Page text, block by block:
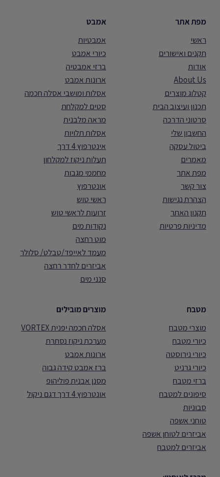
מפת אתר
ראשי
תקנים ואישורים
אודות
About Us
קטלוג מוצרים
תכנון ועיצוב הבית
סרטוני הדרכה
החשבון שלי
ביטול עסקה
מאמרים
מפת אתר
צור קשר
הצהרת נגישות
תקנון האתר
מדיניות פרטיות
אמבט
אמבטיות
כיורי אמבט
ברזי אמבטיה
ארונות אמבט
אסלות ומושבי אסלה חכמה
סטים למקלחת
מראה מלבנית
אסלות תלויות
אינטרפוץ 4 דרך
תעלות ניקוז למקלחון
מחממי מגבות
אונטרפוץ
ראשי טוש
זרועות לראשי טוש
נקודות מים
מוט רחצה
מעמד לאייפד/טבלט/ סלולר
אביזרים לחדר רחצה
סנני מים
מטבח
מוצרי מטבח
כיורי מטבח
כיורי נירוסטה
כיורי גרניט
ברזי מטבח
סיפונים למטבח
סבוניות
טוחני אשפה
אביזרים לטוחן אשפה
אביזרים למטבח
מוצרים מובילים
אסלה חכמה יפנית VORTEX
מערכת ניקוז נסתרת
ארונות אמבט
ברז אמבט קידה גבוה
מסנן אבנית פוליהופ
אונטרפוץ 4 דרך דגם ניקול